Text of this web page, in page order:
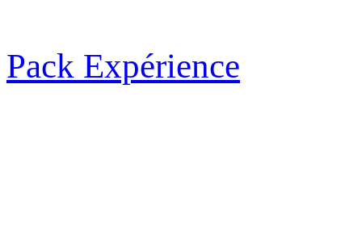
Pack Expérience